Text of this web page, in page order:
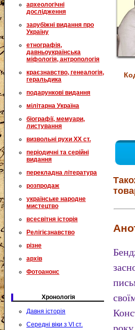
археологічні
дослідження
зарубіжні видання про
Україну
етнографія,
давньоукраїнська
міфологія, антропологія
краєзнавство, генеалогія,
геральдика
подарункові видання
мілітарна Україна
біографії, мемуари,
листування
визвольні рухи XX ст.
періодичні та серійні
видання
перекладна література
розпродаж
українське народне
мистецтво
всесвітня історія
Релігієзнавство
різне
архів
Фотоанонс
Хронологія
Давня історія
Середні віки з VI ст.